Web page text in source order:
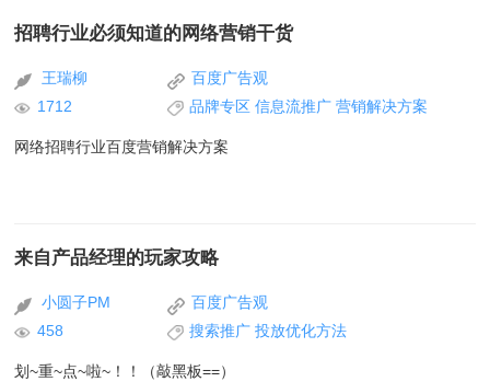
招聘行业必须知道的网络营销干货
王瑞柳
百度广告观
1712
品牌专区 信息流推广 营销解决方案
网络招聘行业百度营销解决方案
来自产品经理的玩家攻略
小圆子PM
百度广告观
458
搜索推广 投放优化方法
划~重~点~啦~！！（敲黑板==）